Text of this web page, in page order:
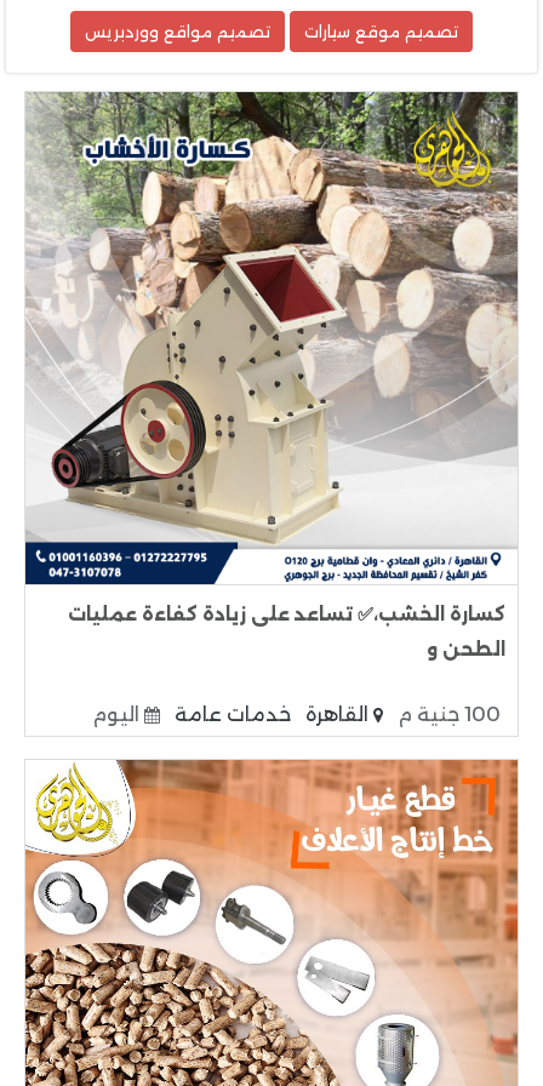
تصميم موقع سيارات تصميم مواقع ووردبريس
كسارة الخشب،✅ تساعد على زيادة كفاءة عمليات
الطحن و
100 جنية م القاهرة خدمات عامة اليوم